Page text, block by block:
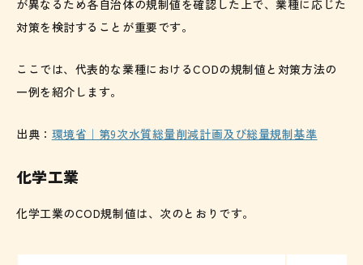
が異なるため各自治体の規制値を確認した上で、業種に応じた
対策を検討することが重要です。
ここでは、代表的な業種におけるCODの規制値と対策方法の
一例を紹介します。
出典： 環境省｜第9次水質総量削減計画及び総量規制基準
化学工業
化学工業のCOD規制値は、次のとおりです。